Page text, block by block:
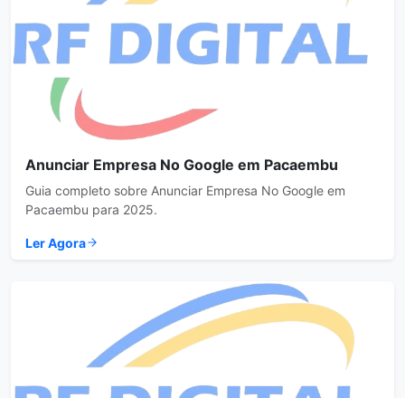
Anunciar Empresa No Google em Pacaembu
Guia completo sobre Anunciar Empresa No Google em
Pacaembu para 2025.
Ler Agora